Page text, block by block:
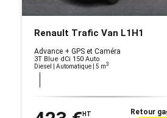
Renault Trafic Van L1H1
Advance + GPS et Caméra
3T Blue dCi 150 Auto
Diesel | Automatique | 5 m3
HT Retour